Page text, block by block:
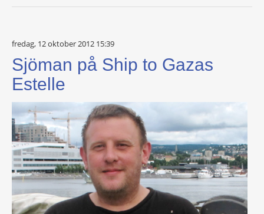
fredag, 12 oktober 2012 15:39
Sjöman på Ship to Gazas
Estelle